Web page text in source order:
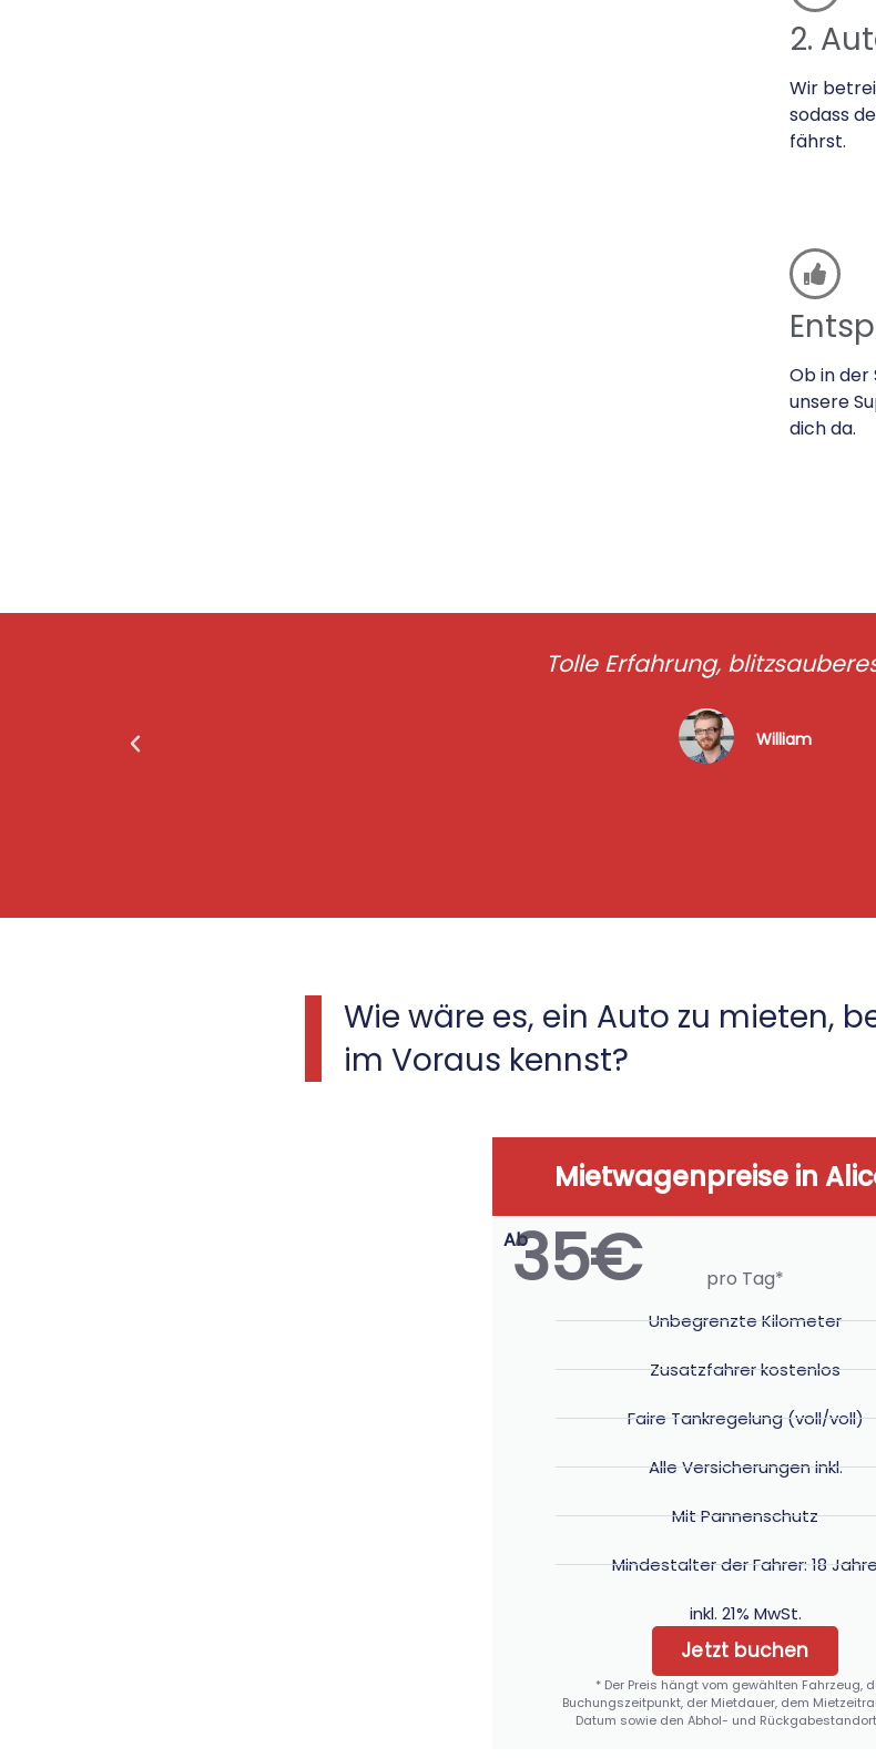
2.
Wir
sodass
fährst.
Ob in
unsere
dich da.
Tolle Erfahrung,
William
Wie wäre es, ein Auto zu mieten,
im Voraus kennst?
Mietwagenpreise in
Ab
35€ pro Tag*
Unbegrenzte Kilometer
Zusatzfahrer kostenlos
Faire Tankregelung (voll/voll)
Alle Versicherungen inkl.
Mit Pannenschutz
Mindestalter der Fahrer: 18
inkl. 21% MwSt.
Jetzt buchen
* Der Preis hängt vom gewählten Fahrzeug,
Buchungszeitpunkt, der Mietdauer, dem
Datum sowie den Abhol- und